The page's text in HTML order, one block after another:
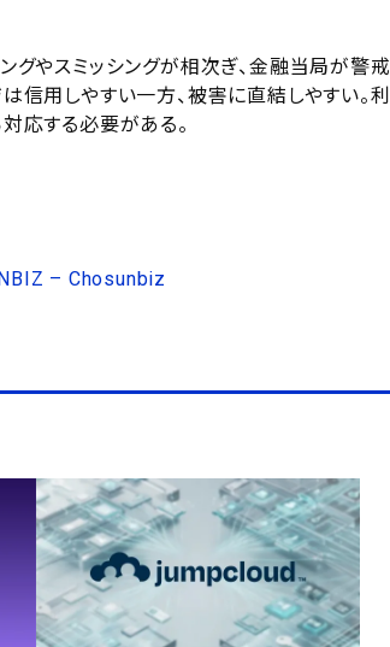
やスミッシングが相次ぎ、金融当局が警戒
用しやすい一方、被害に直結しやすい。利
応する必要がある。
– Chosunbiz